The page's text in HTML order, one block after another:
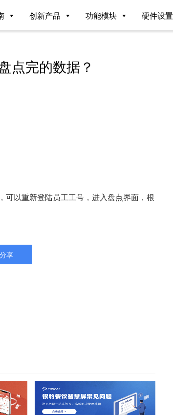
创新产品 功能模块 硬件设置
点完的数据？
可以重新登陆员工工号，进入盘点界面，根
分享